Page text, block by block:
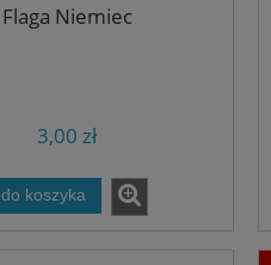
Flaga Niemiec
3,00 zł
do koszyka